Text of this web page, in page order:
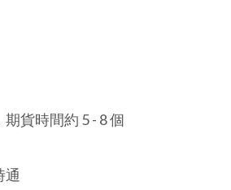
貨時間約 5 - 8 個
通